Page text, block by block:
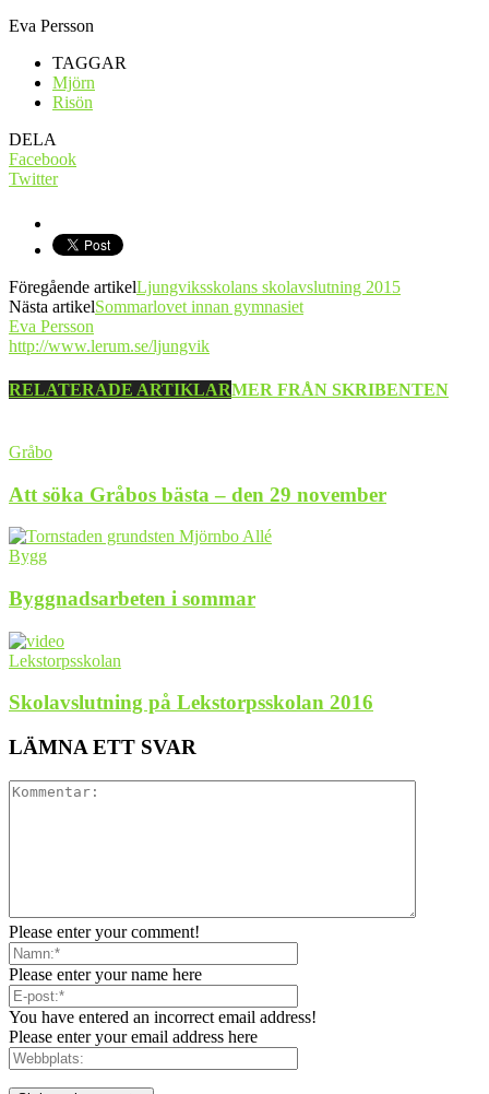
Eva Persson
TAGGAR
Mjörn
Risön
DELA
Facebook
Twitter
Föregående artikelLjungviksskolans skolavslutning 2015
Nästa artikelSommarlovet innan gymnasiet
Eva Persson
http://www.lerum.se/ljungvik
RELATERADE ARTIKLARMER FRÅN SKRIBENTEN
Gråbo
Att söka Gråbos bästa – den 29 november
Bygg
Byggnadsarbeten i sommar
Lekstorpsskolan
Skolavslutning på Lekstorpsskolan 2016
LÄMNA ETT SVAR
Please enter your comment!
Please enter your name here
You have entered an incorrect email address!
Please enter your email address here